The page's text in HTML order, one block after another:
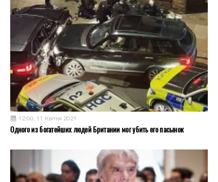
12:00, 11 Квітня 2021
Одного из богатейших людей Британии мог убить его пасынок